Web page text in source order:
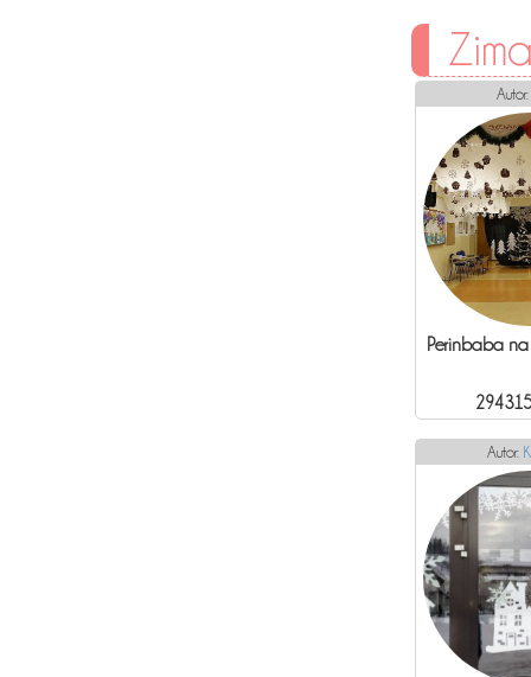
Autor:
Perinbaba na
Autor: